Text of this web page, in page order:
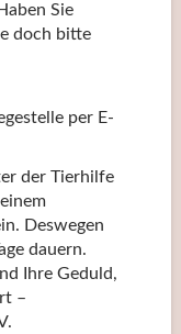
Sie
doch bitte
per E-
der Tierhilfe
Deswegen
dauern.
Ihre Geduld,
–